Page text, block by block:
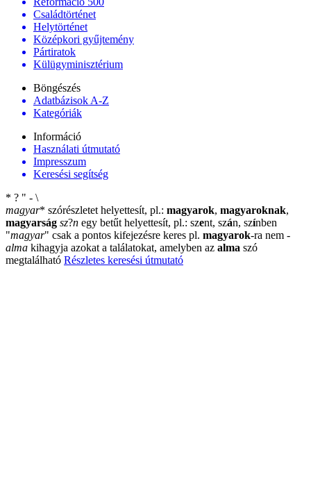
Családtörténet
Helytörténet
Középkori gyűjtemény
Pártiratok
Külügyminisztérium
Böngészés
Adatbázisok A-Z
Kategóriák
Információ
Használati útmutató
Impresszum
Keresési segítség
* ? " - \
magyar* szórészletet helyettesít, pl.: magyarok, magyaroknak,
magyarság sz?n egy betűt helyettesít, pl.: szent, szán, színben
"magyar" csak a pontos kifejezésre keres pl. magyarok-ra nem -
alma kihagyja azokat a találatokat, amelyben az alma szó
megtalálható Részletes keresési útmutató